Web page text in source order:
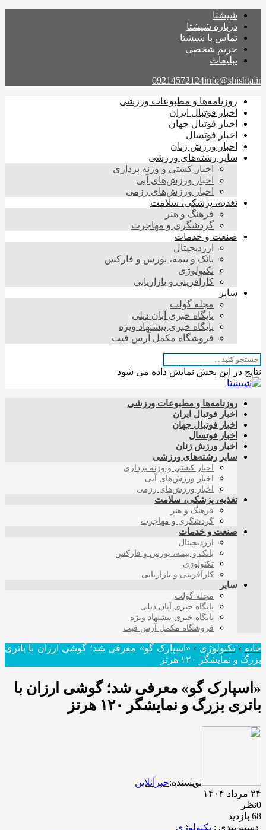
شیشتا
درباره شیشتا
تماس با شیشتا
حریم شخصی
تبلیغات
09214572124info@shishta.ir
روزنامه‌ها و مطبوعات ورزشی
اخبار فوتبال ایران
اخبار فوتبال جهان
اخبار فوتسال
اخبار ورزش زنان
سایر رشته‌های ورزشی
اخبار کشتی و وزنه برداری
اخبار ورزش‌های آبی
اخبار ورزش‌های رزمی
تغذیه، پزشکی، سلامت
فرهنگ و هنر
گردشگری و مهاجرت
صنعت و خدمات
ارزدیجیتال
بانک و بیمه، بورس و فارکس
تکنولوژی
کارآفرینی و بازاریابی
سایر
مجله گولت
پایگاه خبری آبان دیلی
پایگاه خبری پیشنهاد ویژه
فروشگاه مکمل آرس فیت
نتایج در این بخش نمایش داده می شود
روزنامه‌ها و مطبوعات ورزشی
اخبار فوتبال ایران
اخبار فوتبال جهان
اخبار فوتسال
اخبار ورزش زنان
سایر رشته‌های ورزشی
اخبار کشتی و وزنه برداری
اخبار ورزش‌های آبی
اخبار ورزش‌های رزمی
تغذیه، پزشکی، سلامت
فرهنگ و هنر
گردشگری و مهاجرت
صنعت و خدمات
ارزدیجیتال
بانک و بیمه، بورس و فارکس
تکنولوژی
کارآفرینی و بازاریابی
سایر
مجله گولت
پایگاه خبری آبان دیلی
پایگاه خبری پیشنهاد ویژه
فروشگاه مکمل آرس فیت
خانه › تکنولوژی › «اسپارک گو» معرفی شد؛ گوشی ارزان با باتری
بزرگ و نمایشگر ۱۲۰ هرتز
«اسپارک گو» معرفی شد؛ گوشی ارزان با
باتری بزرگ و نمایشگر ۱۲۰ هرتز
نویسنده:خبرآنلاین
۲۴ مرداد ۱۴۰۴
0نظر
68 بازدید
دسته بندی : تکنولوژی